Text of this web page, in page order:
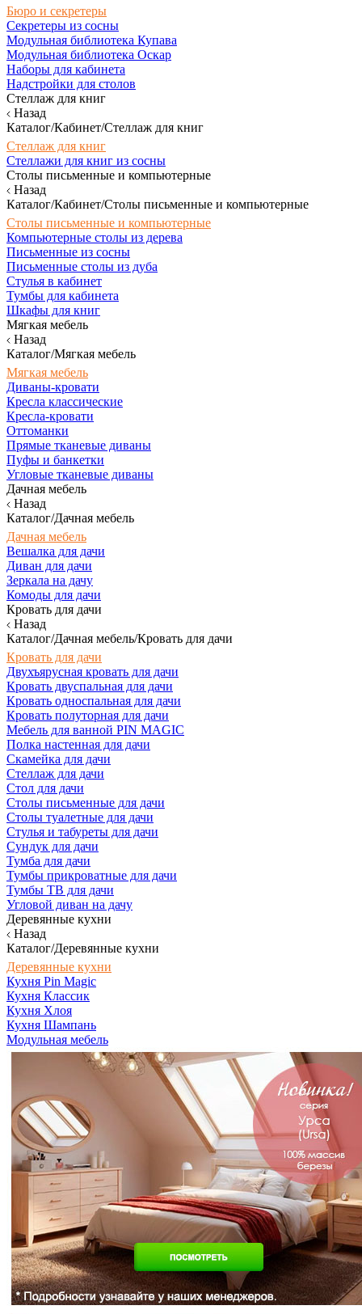
Бюро и секретеры
Секретеры из сосны
Модульная библиотека Купава
Модульная библиотека Оскар
Наборы для кабинета
Надстройки для столов
Стеллаж для книг
Назад
Каталог/Кабинет/Стеллаж для книг
Стеллаж для книг
Стеллажи для книг из сосны
Столы письменные и компьютерные
Назад
Каталог/Кабинет/Столы письменные и компьютерные
Столы письменные и компьютерные
Компьютерные столы из дерева
Письменные из сосны
Письменные столы из дуба
Стулья в кабинет
Тумбы для кабинета
Шкафы для книг
Мягкая мебель
Назад
Каталог/Мягкая мебель
Мягкая мебель
Диваны-кровати
Кресла классические
Кресла-кровати
Оттоманки
Прямые тканевые диваны
Пуфы и банкетки
Угловые тканевые диваны
Дачная мебель
Назад
Каталог/Дачная мебель
Дачная мебель
Вешалка для дачи
Диван для дачи
Зеркала на дачу
Комоды для дачи
Кровать для дачи
Назад
Каталог/Дачная мебель/Кровать для дачи
Кровать для дачи
Двухъярусная кровать для дачи
Кровать двуспальная для дачи
Кровать односпальная для дачи
Кровать полуторная для дачи
Мебель для ванной PIN MAGIC
Полка настенная для дачи
Скамейка для дачи
Стеллаж для дачи
Стол для дачи
Столы письменные для дачи
Столы туалетные для дачи
Стулья и табуреты для дачи
Сундук для дачи
Тумба для дачи
Тумбы прикроватные для дачи
Тумбы ТВ для дачи
Угловой диван на дачу
Деревянные кухни
Назад
Каталог/Деревянные кухни
Деревянные кухни
Кухня Pin Magic
Кухня Классик
Кухня Хлоя
Кухня Шампань
Модульная мебель